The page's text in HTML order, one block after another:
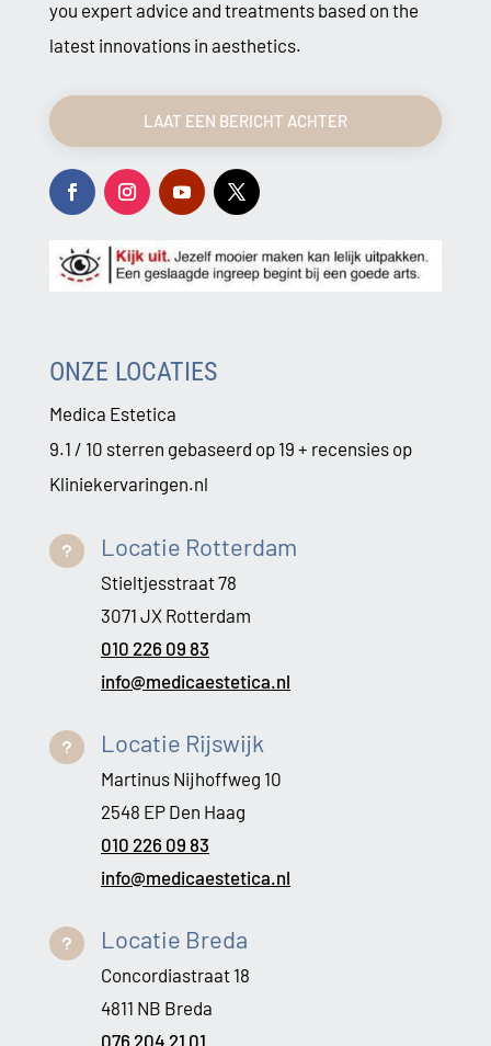
you expert advice and treatments based on the
latest innovations in aesthetics.
LAAT EEN BERICHT ACHTER
ONZE LOCATIES
Medica Estetica
9.1 / 10 sterren gebaseerd op 19 + recensies op
Kliniekervaringen.nl
u Locatie Rotterdam
Stieltjesstraat 78
3071 JX Rotterdam
010 226 09 83
info@medicaestetica.nl
u Locatie Rijswijk
Martinus Nijhoffweg 10
2548 EP Den Haag
010 226 09 83
info@medicaestetica.nl
u Locatie Breda
Concordiastraat 18
4811 NB Breda
076 204 21 01